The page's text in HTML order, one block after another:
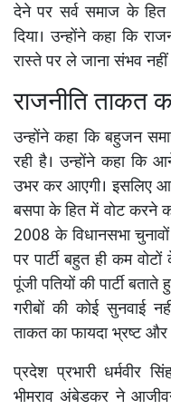
देने पर सर्व समाज के
दिया। उन्होंने कहा कि
रास्ते पर ले जाना संभव नहीं
राजनीति ताकत
उन्होंने कहा कि बहुजन
रही है। उन्होंने कहा कि
उभर कर आएगी। इसलिए
बसपा के हित में वोट करने
2008 के विधानसभा
पर पार्टी बहुत ही कम
पूंजी पतियों की पार्टी
गरीबों की कोई सुनवाई
ताकत का फायदा भ्रष्ट और
प्रदेश प्रभारी धर्मवीर
भीमराव अंबेडकर ने